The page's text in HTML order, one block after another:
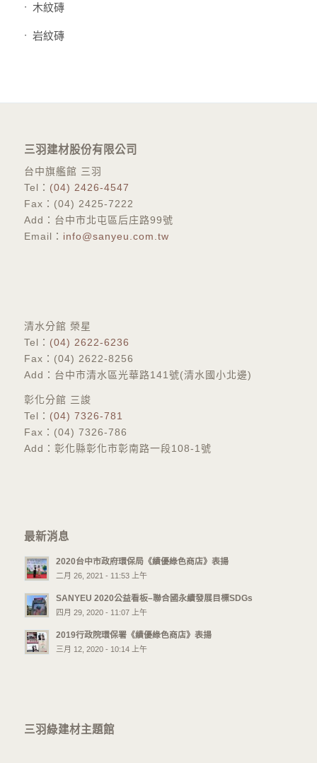
木紋磚
岩紋磚
三羽建材股份有限公司
台中旗艦館 三羽
Tel： (04) 2426-4547
Fax：(04) 2425-7222
Add：台中市北屯區后庄路99號
Email： info@sanyeu.com.tw
​清水分館 榮星
Tel： (04) 2622-6236
Fax：(04) 2622-8256
Add：台中市清水區光華路141號(清水國小北邊)
彰化分館 三誜
​Tel： (04) 7326-781
Fax：(04) 7326-786
Add：彰化縣彰化市彰南路一段108-1號
最新消息
2020台中市政府環保局《績優綠色商店》表揚
二月 26, 2021 - 11:53 上午
SANYEU 2020公益看板–聯合國永續發展目標SDGs
四月 29, 2020 - 11:07 上午
2019行政院環保署《績優綠色商店》表揚
三月 12, 2020 - 10:14 上午
三羽綠建材主題館